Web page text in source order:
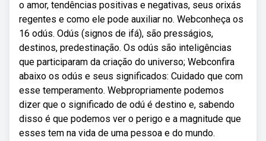
o amor, tendências positivas e negativas, seus orixás
regentes e como ele pode auxiliar no. Webconheça os
16 odús. Odús (signos de ifá), são presságios,
destinos, predestinação. Os odús são inteligências
que participaram da criação do universo; Webconfira
abaixo os odús e seus significados: Cuidado que com
esse temperamento. Webpropriamente podemos
dizer que o significado de odú é destino e, sabendo
disso é que podemos ver o perigo e a magnitude que
esses tem na vida de uma pessoa e do mundo.